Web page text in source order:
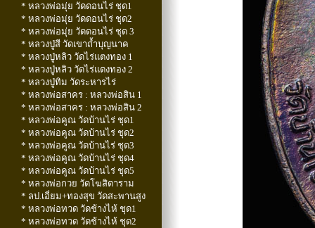
* หลวงพ่อมุ่ย วัดดอนไร่ ชุด1
* หลวงพ่อมุ่ย วัดดอนไร่ ชุด2
* หลวงพ่อมุ่ย วัดดอนไร่ ชุด 3
* หลวงปู่สี วัดเขาถ้ำบุญนาค
* หลวงปู่หลิว วัดไร่แตงทอง 1
* หลวงปู่หลิว วัดไร่แตงทอง 2
* หลวงปู่ทิม วัดระหารไร่
* หลวงพ่อสาคร : หลวงพ่อสิน 1
* หลวงพ่อสาคร : หลวงพ่อสิน 2
* หลวงพ่อคูณ วัดบ้านไร่ ชุด1
* หลวงพ่อคูณ วัดบ้านไร่ ชุด2
* หลวงพ่อคูณ วัดบ้านไร่ ชุด3
* หลวงพ่อคูณ วัดบ้านไร่ ชุด4
* หลวงพ่อคูณ วัดบ้านไร่ ชุด5
* หลวงพ่อกวย วัดโฆสิตาราม
* ลป.เอี่ยม+ทองสุข วัดสะพานสูง
* หลวงพ่อทวด วัดช้างไห้ ชุด1
* หลวงพ่อทวด วัดช้างไห้ ชุด2